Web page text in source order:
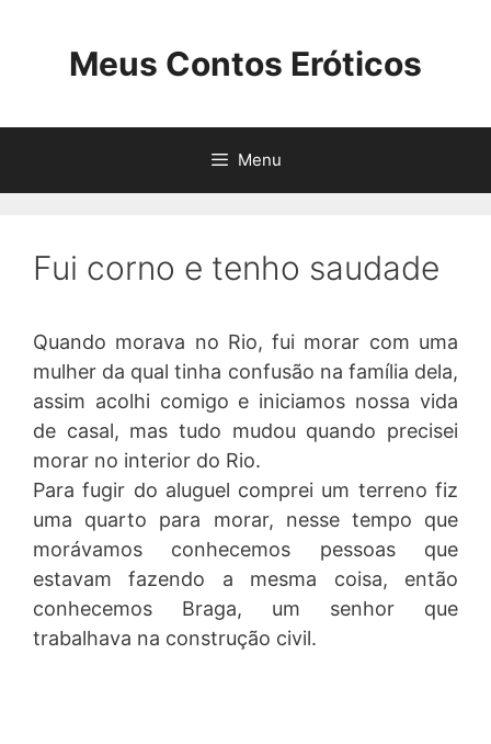
Meus Contos Eróticos
Menu
Fui corno e tenho saudade
Quando morava no Rio, fui morar com uma
mulher da qual tinha confusão na família dela,
assim acolhi comigo e iniciamos nossa vida
de casal, mas tudo mudou quando precisei
morar no interior do Rio.
Para fugir do aluguel comprei um terreno fiz
uma quarto para morar, nesse tempo que
morávamos conhecemos pessoas que
estavam fazendo a mesma coisa, então
conhecemos Braga, um senhor que
trabalhava na construção civil.